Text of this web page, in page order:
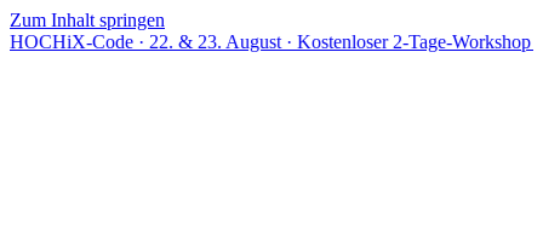
Zum Inhalt springen
· 22. & 23. August · Kostenloser 2-Tage-Workshop · Live